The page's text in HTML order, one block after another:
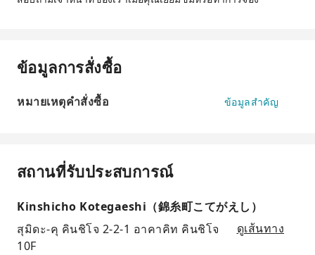
ข้อมูลการสั่งซื้อ
หมายเหตุคำสั่งซื้อ ข้อมูลสำคัญ
สถานที่รับประสบการณ์
Kinshicho Kotegaeshi（錦糸町こてがえし）
สุมิดะ-คุ คินชิโจ 2-2-1 อาคาคิท คินชิโจ
10F
ดูเส้นทาง